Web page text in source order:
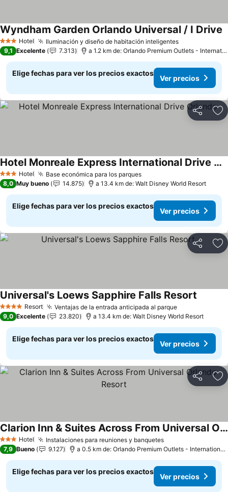
3 Estrellas
Hotel Iluminación y diseño de habitación inteligentes
Wyndham Garden Orlando Universal / I Drive
9,1 Excelente 7.313 a 1.2 km de: Orlando Premium Outlets - International Drive
Elige fechas para ver los precios exactos
Ver precios
Compartir
3 Estrellas
Hotel Base económica para los parques
Hotel Monreale Express International Drive Orlando
8,0 Muy bueno 14.875 a 13.4 km de: Walt Disney World Resort
Elige fechas para ver los precios exactos
Ver precios
Compartir
4 EstrellasResort Ventajas de la entrada anticipada al parque
Universal's Loews Sapphire Falls Resort
9,0 Excelente 23.820 a 13.4 km de: Walt Disney World Resort
Elige fechas para ver los precios exactos
Ver precios
Compartir
3 Estrellas
Hotel Instalaciones para reuniones y banquetes
Clarion Inn & Suites Across From Universal Orlando Resort
7,9 Bueno 9.127 a 0.5 km de: Orlando Premium Outlets - International Drive
Elige fechas para ver los precios exactos
Ver precios